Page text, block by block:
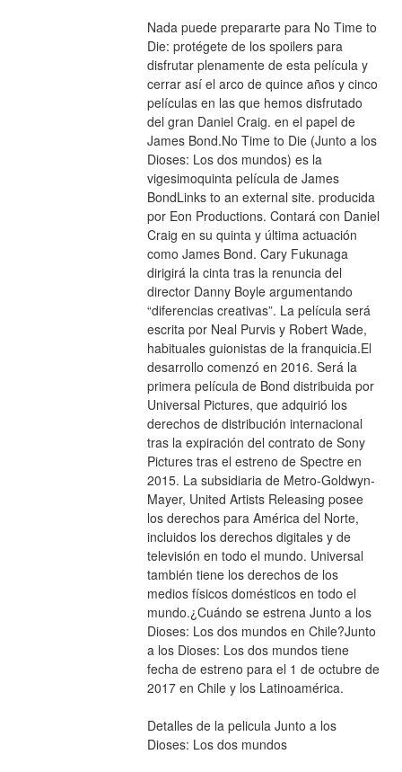
Nada puede prepararte para No Time to
Die: protégete de los spoilers para
disfrutar plenamente de esta película y
cerrar así el arco de quince años y cinco
películas en las que hemos disfrutado
del gran Daniel Craig. en el papel de
James Bond.No Time to Die (Junto a los
Dioses: Los dos mundos) es la
vigesimoquinta película de James
BondLinks to an external site. producida
por Eon Productions. Contará con Daniel
Craig en su quinta y última actuación
como James Bond. Cary Fukunaga
dirigirá la cinta tras la renuncia del
director Danny Boyle argumentando
“diferencias creativas”. La película será
escrita por Neal Purvis y Robert Wade,
habituales guionistas de la franquicia.El
desarrollo comenzó en 2016. Será la
primera película de Bond distribuida por
Universal Pictures, que adquirió los
derechos de distribución internacional
tras la expiración del contrato de Sony
Pictures tras el estreno de Spectre en
2015. La subsidiaria de Metro-Goldwyn-
Mayer, United Artists Releasing posee
los derechos para América del Norte,
incluidos los derechos digitales y de
televisión en todo el mundo. Universal
también tiene los derechos de los
medios físicos domésticos en todo el
mundo.¿Cuándo se estrena Junto a los
Dioses: Los dos mundos en Chile?Junto
a los Dioses: Los dos mundos tiene
fecha de estreno para el 1 de octubre de
2017 en Chile y los Latinoamérica.
Detalles de la pelicula Junto a los
Dioses: Los dos mundos